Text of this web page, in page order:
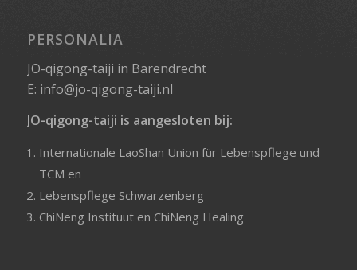
PERSONALIA
JO-qigong-taiji in Barendrecht
E: info@jo-qigong-taiji.nl
JO-qigong-taiji is aangesloten bij:
Internationale LaoShan Union für Lebenspflege und
TCM en
Lebenspflege Schwarzenberg
ChiNeng Instituuten ChiNeng Healing